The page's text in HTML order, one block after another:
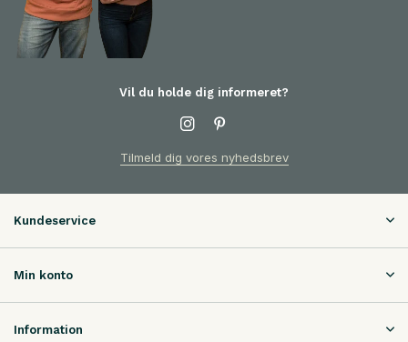
Vil du holde dig informeret?
Tilmeld dig vores nyhedsbrev
Kundeservice
Min konto
Information